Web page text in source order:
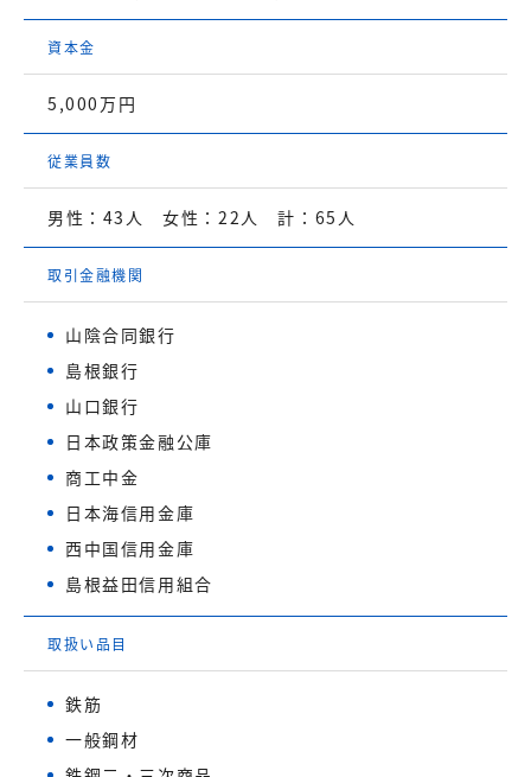
資本金
5,000万円
従業員数
男性：43人 女性：22人 計：65人
取引金融機関
山陰合同銀行
島根銀行
山口銀行
日本政策金融公庫
商工中金
日本海信用金庫
西中国信用金庫
島根益田信用組合
取扱い品目
鉄筋
一般鋼材